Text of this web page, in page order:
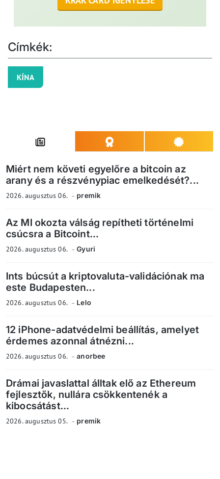
Címkék:
KÍNA
Miért nem követi egyelőre a bitcoin az
arany és a részvénypiac emelkedését?...
2026. augusztus 06. premik
Az MI okozta válság repítheti történelmi
csúcsra a Bitcoint...
2026. augusztus 06. Gyuri
Ints búcsút a kriptovaluta-validációnak ma
este Budapesten...
2026. augusztus 06. Lelo
12 iPhone-adatvédelmi beállítás, amelyet
érdemes azonnal átnézni...
2026. augusztus 06. anorbee
Drámai javaslattal álltak elő az Ethereum
fejlesztők, nullára csökkentenék a
kibocsátást...
2026. augusztus 05. premik